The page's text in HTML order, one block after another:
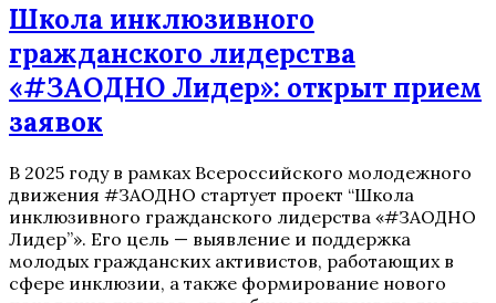
Школа инклюзивного
гражданского лидерства
«#ЗАОДНО Лидер»: открыт прием
заявок
В 2025 году в рамках Всероссийского молодежного
движения #ЗАОДНО стартует проект “Школа
инклюзивного гражданского лидерства «#ЗАОДНО
Лидер”». Его цель — выявление и поддержка
молодых гражданских активистов, работающих в
сфере инклюзии, а также формирование нового